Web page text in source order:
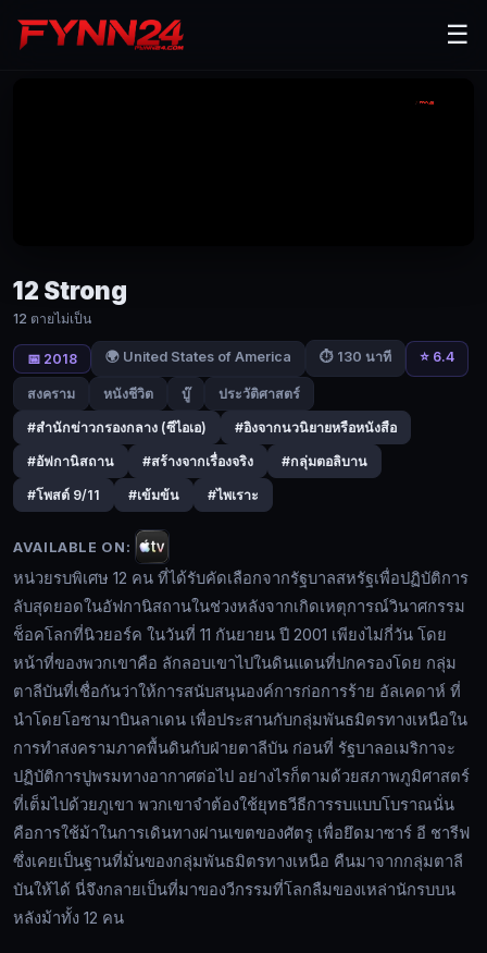
☰
🔍
🔓
เข้า
สู่
ระบบ
12
Strong
Fynn24
หน่วย
รบ
พิเศษ
12
ได้
รับ
คัด
เลือก
จาก
รัฐบาล
สหรัฐ
ปฏิบัติ
การ
ลับ
สุด
ยอด
ใน
อัฟกานิสถาน
ใน
ช่วง
12 Strong
12 ตายไม่เป็น
📅 2018 🌍 United States of America ⏱ 130 นาที ⭐ 6.4
สงคราม หนังชีวิต บู๊ ประวัติศาสตร์
#สำนักข่าวกรองกลาง (ซีไอเอ) #อิงจากนวนิยายหรือหนังสือ
#อัฟกานิสถาน #สร้างจากเรื่องจริง #กลุ่มตอลิบาน
#โพสต์ 9/11 #เข้มข้น #ไพเราะ
AVAILABLE ON:
หน่วยรบพิเศษ 12 คน ที่ได้รับคัดเลือกจากรัฐบาลสหรัฐเพื่อปฏิบัติการ
ลับสุดยอดในอัฟกานิสถานในช่วงหลังจากเกิดเหตุการณ์วินาศกรรม
ช็อคโลกที่นิวยอร์ค ในวันที่ 11 กันยายน ปี 2001 เพียงไม่กี่วัน โดย
หน้าที่ของพวกเขาคือ ลักลอบเขาไปในดินแดนที่ปกครองโดย กลุ่ม
ตาลีบันที่เชื่อกันว่าให้การสนับสนุนองค์การก่อการร้าย อัลเคดาห์ ที่
นำโดยโอซามาบินลาเดน เพื่อประสานกับกลุ่มพันธมิตรทางเหนือใน
การทำสงครามภาคพื้นดินกับฝ่ายตาลีบัน ก่อนที่ รัฐบาลอเมริกาจะ
ปฏิบัติการปูพรมทางอากาศต่อไป อย่างไรก็ตามด้วยสภาพภูมิศาสตร์
ที่เต็มไปด้วยภูเขา พวกเขาจำต้องใช้ยุทธวีธีการรบแบบโบราณนั่น
คือการใช้ม้าในการเดินทางผ่านเขตของศัตรู เพื่อยึดมาซาร์ อี ชารีฟ
ซึ่งเคยเป็นฐานที่มั่นของกลุ่มพันธมิตรทางเหนือ คืนมาจากกลุ่มตาลี
บันให้ได้ นี่จึงกลายเป็นที่มาของวีกรรมที่โลกลืมของเหล่านักรบบน
หลังม้าทั้ง 12 คน